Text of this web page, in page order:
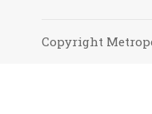
Copyright